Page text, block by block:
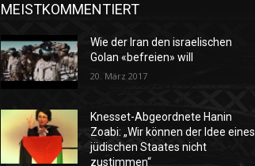
MEISTKOMMENTIERT
Wie der Iran den israelischen
Golan «befreien» will
20. März 2017
Knesset-Abgeordnete Hanin
Zoabi: „Wir können der Idee eines
jüdischen Staates nicht
zustimmen“